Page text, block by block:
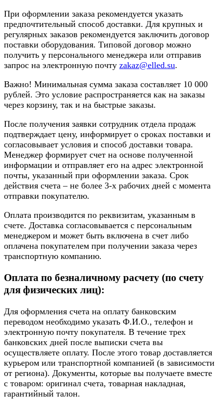
При оформлении заказа рекомендуется указать
предпочтительный способ доставки. Для крупных и
регулярных заказов рекомендуется заключить договор
поставки оборудования. Типовой договор можно
получить у персонального менеджера или отправив
запрос на электронную почту zakaz@elled.su.
Важно! Минимальная сумма заказа составляет 10 000
рублей. Это условие распространяется как на заказы
через корзину, так и на быстрые заказы.
После получения заявки сотрудник отдела продаж
подтверждает цену, информирует о сроках поставки и
согласовывает условия и способ доставки товара.
Менеджер формирует счет на основе полученной
информации и отправляет его на адрес электронной
почты, указанный при оформлении заказа. Срок
действия счета – не более 3-х рабочих дней с момента
отправки покупателю.
Оплата производится по реквизитам, указанным в
счете. Доставка согласовывается с персональным
менеджером и может быть включена в счет либо
оплачена покупателем при получении заказа через
транспортную компанию.
Оплата по безналичному расчету (по счету
для физических лиц):
Для оформления счета на оплату банковским
переводом необходимо указать Ф.И.О., телефон и
электронную почту покупателя. В течение трех
банковских дней после выписки счета вы
осуществляете оплату. После этого товар доставляется
курьером или транспортной компанией (в зависимости
от региона). Документы, которые вы получаете вместе
с товаром: оригинал счета, товарная накладная,
гарантийный талон.